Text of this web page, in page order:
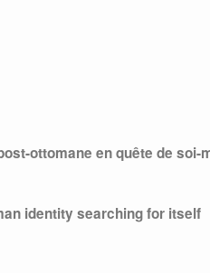
ottomane en quête de soi-
identity searching for itself